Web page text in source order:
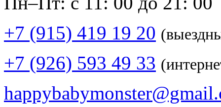
+7 (915) 419 19 20
+7 (926) 593 49 33